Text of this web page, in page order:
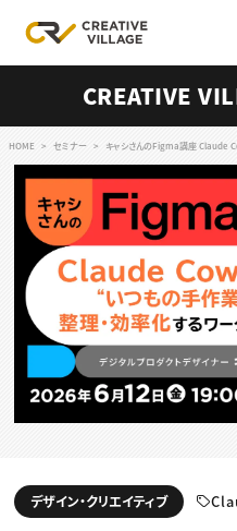
ログイン
RECRUIT
クリエイター求人を探す
CREATIVE JOB求人検索
特集求人
採用説明会
転職支援サービス
CONTENTS
スキルアップしたい！
動画配信・映像制作
編集・ライティング
TOP Creator’s コラム ト
Webクリエイター
セミナー
CREATIVE
HOME セミナー キャシさんのFigma講座 Claude
デザイン・クリエイティブ